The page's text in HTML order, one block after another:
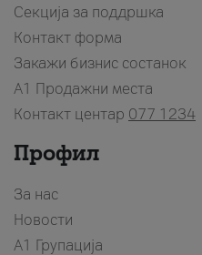
Секција за поддршка
Контакт форма
Закажи бизнис состанок
A1 Продажни места
Контакт центар 077 1234
Профил
За нас
Новости
А1 Групација